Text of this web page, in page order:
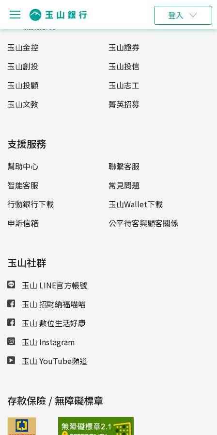
登入
玉山服務網
玉山金控
玉山證券
玉山創投
玉山投信
玉山投顧
玉山志工
玉山文教
菁英招募
支援服務
幫助中心
聯繫客服
智能客服
常見問題
行動銀行下載
玉山Wallet下載
申訴信箱
公平待客與顧客關係
玉山社群
玉山 LINE官方帳號
玉山 招財納福喵喵
玉山 數位生活好康
玉山 Instagram
玉山 YouTube頻道
存款保險 / 無障礙標章